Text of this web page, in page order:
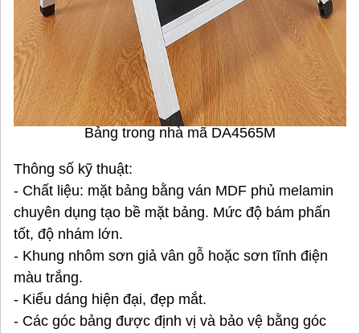
Bảng trong nhà mã DA4565M
Thông số kỹ thuật:
- Chất liệu: mặt bảng bằng ván MDF phủ melamin
chuyên dụng tạo bề mặt bảng. Mức độ bám phấn
tốt, độ nhám lớn.
- Khung nhôm sơn giả vân gỗ hoặc sơn tĩnh điện
màu trắng.
- Kiểu dáng hiện đại, đẹp mắt.
- Các góc bảng được định vị và bảo vệ bằng góc